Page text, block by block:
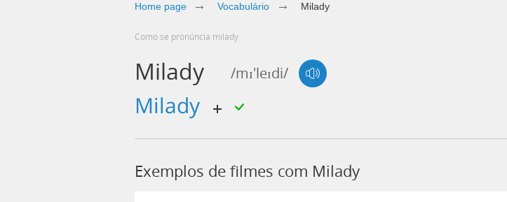
Home page Vocabulário Milady
Como se pronúncia milady
Milady /mɪ'leɪdi/
milady
Exemplos de filmes com Milady